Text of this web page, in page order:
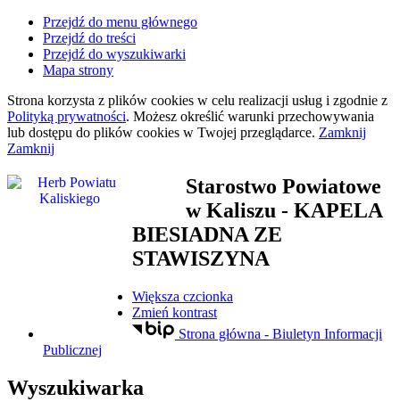
Przejdź do menu głównego
Przejdź do treści
Przejdź do wyszukiwarki
Mapa strony
Strona korzysta z plików cookies w celu realizacji usług i zgodnie z
Polityką prywatności. Możesz określić warunki przechowywania
lub dostępu do plików cookies w Twojej przeglądarce. Zamknij
Zamknij
Starostwo Powiatowe
w Kaliszu - KAPELA
BIESIADNA ZE
STAWISZYNA
Większa czcionka
Zmień kontrast
Strona główna - Biuletyn Informacji
Publicznej
Wyszukiwarka